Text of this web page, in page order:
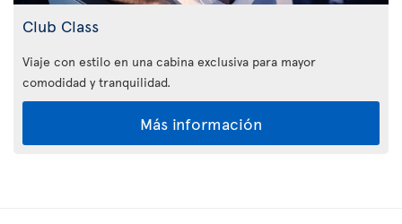
Club Class
Viaje con estilo en una cabina exclusiva para mayor
comodidad y tranquilidad.
Más información